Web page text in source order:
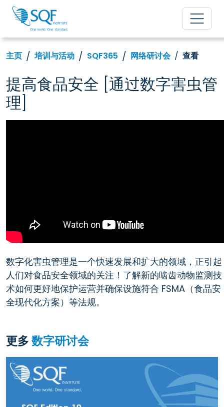
主页 培训与活动 SQF365 网络研讨会 查看
提高食品安全 [通过数字害虫管
理]
数字化害虫管理是一个快速发展和扩大的领域，正引起
人们对食品安全领域的关注！了解新的啮齿动物监测技
术如何更好地保护运营并确保设施符合 FSMA（食品安
全现代化方案）等法规。
更多数字研讨会